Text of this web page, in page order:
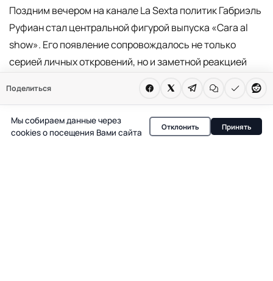
Поделиться
Поздним вечером на канале La Sexta политик Габриэль
Руфиан стал центральной фигурой выпуска «Cara al
show». Его появление сопровождалось не только
серией личных откровений, но и заметной реакцией
программе. Уже в первые минуты Руфиан поделился
вместе с матерью, и признался в симпатии к Давиду
Мы собираем данные через
cookies о посещения Вами сайта
Отклонить Принять